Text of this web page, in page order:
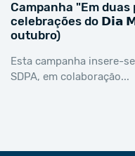
Campanha "Em
celebrações do 𝗗𝗶𝗮
outubro)
Esta campanha insere-
SDPA, em colaboração...